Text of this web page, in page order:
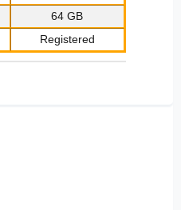
64 GB
Registered